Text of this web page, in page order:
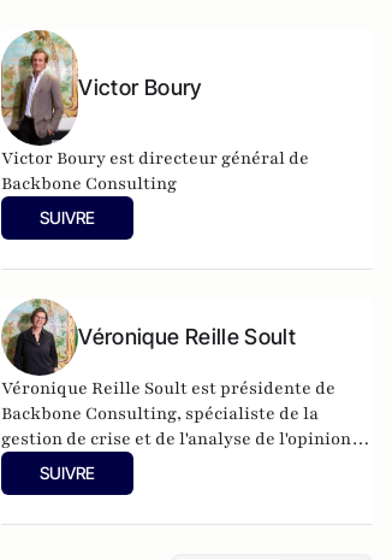
Victor Boury
Victor Boury est directeur général de
Backbone Consulting
SUIVRE
Véronique Reille Soult
Véronique Reille Soult est présidente de
Backbone Consulting, spécialiste de la
gestion de crise et de l'analyse de l'opinion.
Elle a notamment publié "L'ultime pouvoir -
La vérité sur l'impact des réseaux sociaux"
SUIVRE